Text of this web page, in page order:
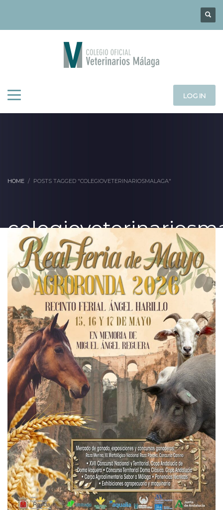
LOG IN
HOME POSTS TAGGED "COLEGIOVETERINARIOSMALAGA"